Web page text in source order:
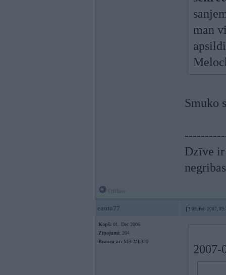
man
Smuko
Dzīve ir
negribas
eauto77 09. Feb 2007,
Kopš: 01. Dec 2006
Ziņojumi: 204
Braucu ar: MB ML320
2007-